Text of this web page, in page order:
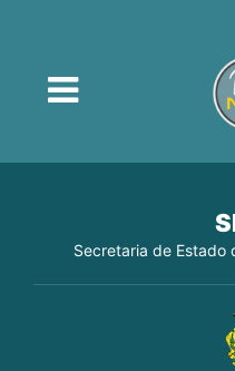
Secretaria de Estado